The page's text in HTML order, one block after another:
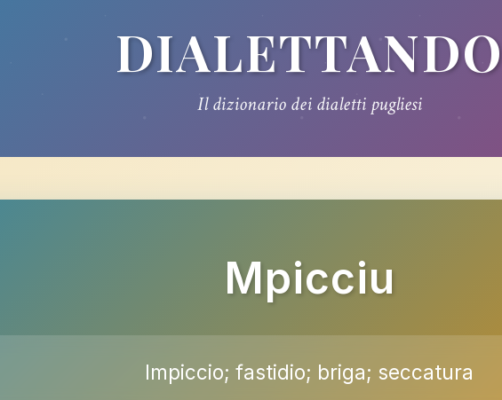
DIALETTANDO
Il dizionario dei dialetti pugliesi
Mpicciu
Impiccio; fastidio; briga; seccatura